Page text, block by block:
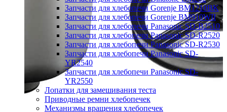
Запчасти для хлебопечи Gorenje BM1210BK
Запчасти для хлебопечи Gorenje BM910WII
Запчасти для хлебопечи Panasonic SD-B2510
Запчасти для хлебопечи Panasonic SD-R2520
Запчасти для хлебопечи Panasonic SD-R2530
Запчасти для хлебопечи Panasonic SD-
YR2540
Запчасти для хлебопечи Panasonic SD-
YR2550
Лопатки для замешивания теста
Приводные ремни хлебопечек
Механизмы вращения хлебопечек